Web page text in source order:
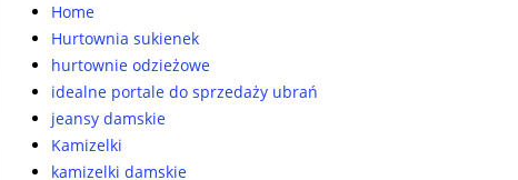
Home
Hurtownia sukienek
hurtownie odzieżowe
idealne portale do sprzedaży ubrań
jeansy damskie
Kamizelki
kamizelki damskie